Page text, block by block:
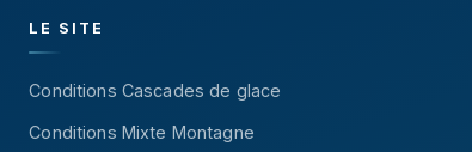
LE SITE
Conditions Cascades de glace
Conditions Mixte Montagne